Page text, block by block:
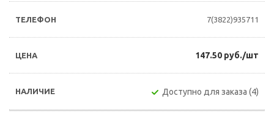
7(3822)935711
147.50 руб./шт
Доступно для заказа (4)